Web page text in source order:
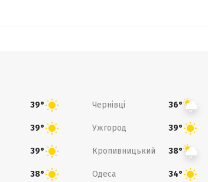
39° Чернівці 36°
39° Ужгород 39°
39° Кропивницький 38°
38° Одеса 34°